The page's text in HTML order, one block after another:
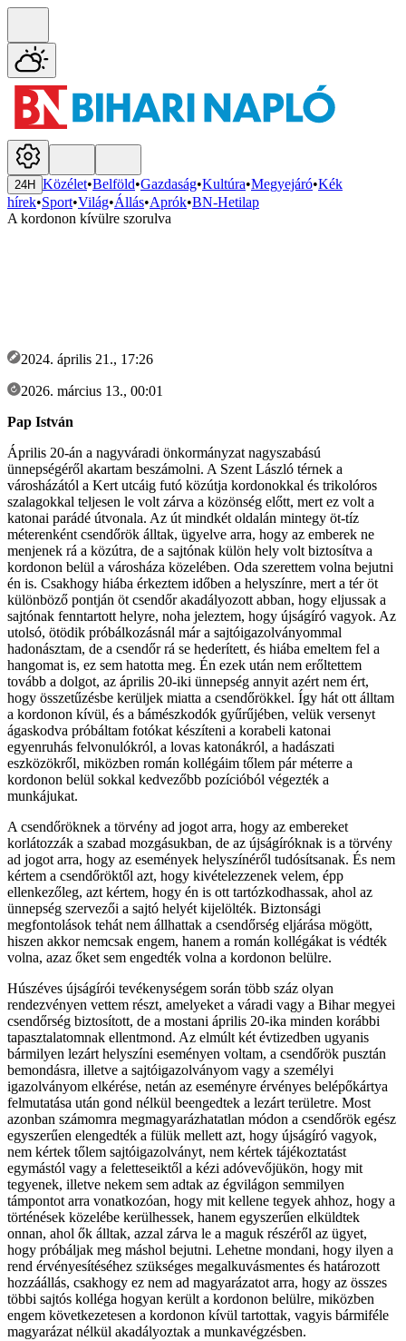
24H Közélet•Belföld•Gazdaság•Kultúra•Megyejáró•Kék
hírek•Sport•Világ•Állás•Aprók•BN-Hetilap
A kordonon kívülre szorulva
2024. április 21., 17:26
2026. március 13., 00:01
Pap István
Április 20-án a nagyváradi önkormányzat nagyszabású
ünnepségéről akartam beszámolni. A Szent László térnek a
városházától a Kert utcáig futó közútja kordonokkal és trikolóros
szalagokkal teljesen le volt zárva a közönség előtt, mert ez volt a
katonai parádé útvonala. Az út mindkét oldalán mintegy öt-tíz
méterenként csendőrök álltak, ügyelve arra, hogy az emberek ne
menjenek rá a közútra, de a sajtónak külön hely volt biztosítva a
kordonon belül a városháza közelében. Oda szerettem volna bejutni
én is. Csakhogy hiába érkeztem időben a helyszínre, mert a tér öt
különböző pontján öt csendőr akadályozott abban, hogy eljussak a
sajtónak fenntartott helyre, noha jeleztem, hogy újságíró vagyok. Az
utolsó, ötödik próbálkozásnál már a sajtóigazolványommal
hadonásztam, de a csendőr rá se hederített, és hiába emeltem fel a
hangomat is, ez sem hatotta meg. Én ezek után nem erőltettem
tovább a dolgot, az április 20-iki ünnepség annyit azért nem ért,
hogy összetűzésbe kerüljek miatta a csendőrökkel. Így hát ott álltam
a kordonon kívül, és a bámészkodók gyűrűjében, velük versenyt
ágaskodva próbáltam fotókat készíteni a korabeli katonai
egyenruhás felvonulókról, a lovas katonákról, a hadászati
eszközökről, miközben román kollégáim tőlem pár méterre a
kordonon belül sokkal kedvezőbb pozícióból végezték a
munkájukat.
A csendőröknek a törvény ad jogot arra, hogy az embereket
korlátozzák a szabad mozgásukban, de az újságíróknak is a törvény
ad jogot arra, hogy az események helyszínéről tudósítsanak. És nem
kértem a csendőröktől azt, hogy kivételezzenek velem, épp
ellenkezőleg, azt kértem, hogy én is ott tartózkodhassak, ahol az
ünnepség szervezői a sajtó helyét kijelölték. Biztonsági
megfontolások tehát nem állhattak a csendőrség eljárása mögött,
hiszen akkor nemcsak engem, hanem a román kollégákat is védték
volna, azaz őket sem engedték volna a kordonon belülre.
Húszéves újságírói tevékenységem során több száz olyan
rendezvényen vettem részt, amelyeket a váradi vagy a Bihar megyei
csendőrség biztosított, de a mostani április 20-ika minden korábbi
tapasztalatomnak ellentmond. Az elmúlt két évtizedben ugyanis
bármilyen lezárt helyszíni eseményen voltam, a csendőrök pusztán
bemondásra, illetve a sajtóigazolványom vagy a személyi
igazolványom elkérése, netán az eseményre érvényes belépőkártya
felmutatása után gond nélkül beengedtek a lezárt területre. Most
azonban számomra megmagyarázhatatlan módon a csendőrök egész
egyszerűen elengedték a fülük mellett azt, hogy újságíró vagyok,
nem kértek tőlem sajtóigazolványt, nem kértek tájékoztatást
egymástól vagy a feletteseiktől a kézi adóvevőjükön, hogy mit
tegyenek, illetve nekem sem adtak az égvilágon semmilyen
támpontot arra vonatkozóan, hogy mit kellene tegyek ahhoz, hogy a
történések közelébe kerülhessek, hanem egyszerűen elküldtek
onnan, ahol ők álltak, azzal zárva le a maguk részéről az ügyet,
hogy próbáljak meg máshol bejutni. Lehetne mondani, hogy ilyen a
rend érvényesítéséhez szükséges megalkuvásmentes és határozott
hozzáállás, csakhogy ez nem ad magyarázatot arra, hogy az összes
többi sajtós kolléga hogyan került a kordonon belülre, miközben
engem következetesen a kordonon kívül tartottak, vagyis bármiféle
magyarázat nélkül akadályoztak a munkavégzésben.